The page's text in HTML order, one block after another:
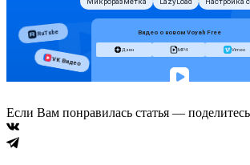
Если Вам понравилась статья —